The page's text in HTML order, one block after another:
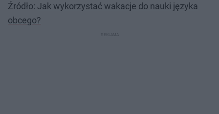
Źródło: Jak wykorzystać wakacje do nauki języka
obcego?